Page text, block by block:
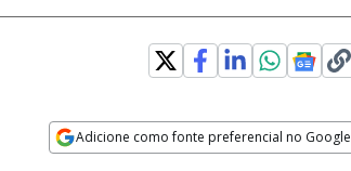
Adicione como fonte preferencial no Google